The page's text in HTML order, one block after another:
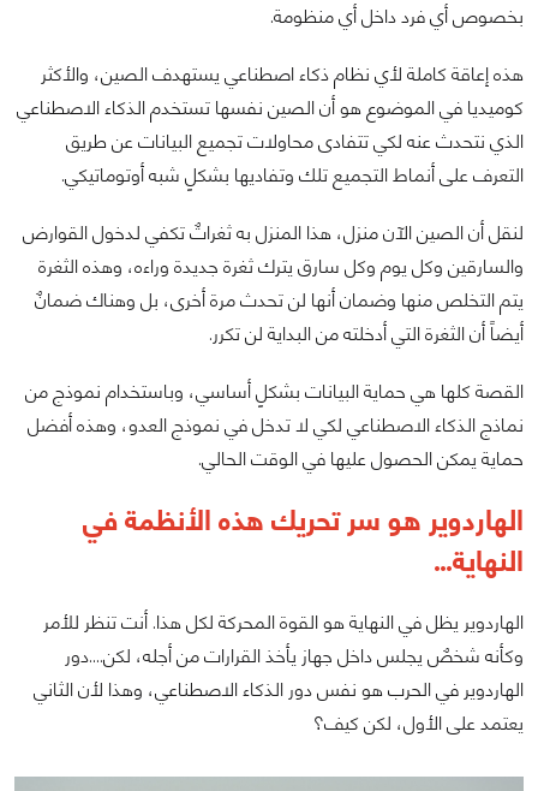
بخصوص أي فرد داخل أي منظومة.
هذه إعاقة كاملة لأي نظام ذكاء اصطناعي يستهدف الصين، والأكثر
كوميديا في الموضوع هو أن الصين نفسها تستخدم الذكاء الاصطناعي
الذي نتحدث عنه لكي تتفادى محاولات تجميع البيانات عن طريق
التعرف على أنماط التجميع تلك وتفاديها بشكلٍ شبه أوتوماتيكي.
لنقل أن الصين الآن منزل، هذا المنزل به ثغراتٌ تكفي لدخول القوارض
والسارقين وكل يوم وكل سارق يترك ثغرة جديدة وراءه، وهذه الثغرة
يتم التخلص منها وضمان أنها لن تحدث مرة أخرى، بل وهناك ضمانٌ
أيضاً أن الثغرة التي أدخلته من البداية لن تكرر.
القصة كلها هي حماية البيانات بشكلٍ أساسي، وباستخدام نموذج من
نماذج الذكاء الاصطناعي لكي لا تدخل في نموذج العدو، وهذه أفضل
حماية يمكن الحصول عليها في الوقت الحالي.
الهاردوير هو سر تحريك هذه الأنظمة في
النهاية…
الهاردوير يظل في النهاية هو القوة المحركة لكل هذا. أنت تنظر للأمر
وكأنه شخصٌ يجلس داخل جهاز يأخذ القرارات من أجله، لكن….دور
الهاردوير في الحرب هو نفس دور الذكاء الاصطناعي، وهذا لأن الثاني
يعتمد على الأول، لكن كيف؟